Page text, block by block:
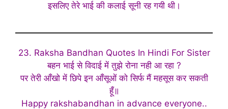
इसलिए तेरे भाई की कलाई सूनी रह गयी थी।
23. Raksha Bandhan Quotes In Hindi For Sister
बहन भाई से विदाई में तुझे रोना नही आ रहा ?
पर तेरी आँखो में छिपे इन आँसूओं को सिर्फ मैं महसूस कर सकती
हूँ॥
Happy rakshabandhan in advance everyone..